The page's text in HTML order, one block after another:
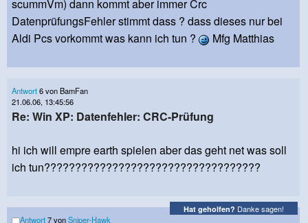
scummVm) dann kommt aber immer Crc
DatenprüfungsFehler stimmt dass ? dass dieses nur bei
Aldi Pcs vorkommt was kann ich tun ?
Mfg Matthias
Antwort6 von BamFan
21.06.06, 13:45:56
Re: Win XP: Datenfehler: CRC-Prüfung
hi ich will empre earth spielen aber das geht net was soll
ich tun???????????????????????????????????
Hat geholfen? Danke sagen!
Antwort7 vonSniper-Hawk